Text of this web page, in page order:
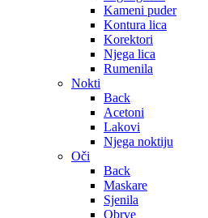
Kameni puder
Kontura lica
Korektori
Njega lica
Rumenila
Nokti
Back
Acetoni
Lakovi
Njega noktiju
Oči
Back
Maskare
Sjenila
Obrve